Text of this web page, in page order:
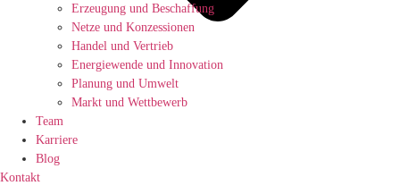
Erzeugung und Beschaffung
Netze und Konzessionen
Handel und Vertrieb
Energiewende und Innovation
Planung und Umwelt
Markt und Wettbewerb
Team
Karriere
Blog
Kontakt